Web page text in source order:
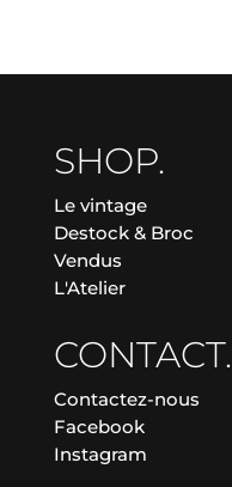
SHOP.
Le vintage
Destock & Broc
Vendus
L'Atelier
CONTACT.
Contactez-nous
Facebook
Instagram